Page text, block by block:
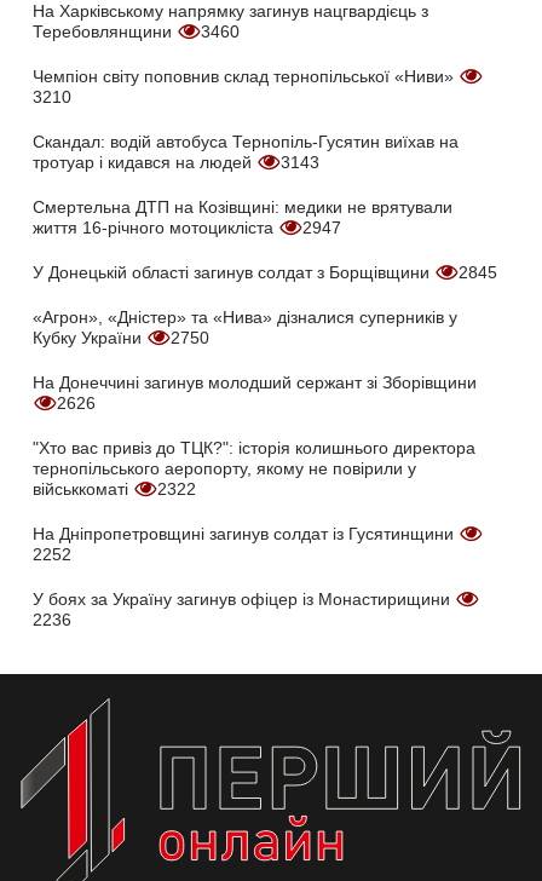
На Харківському напрямку загинув нацгвардієць з
Теребовлянщини
3460
Чемпіон світу поповнив склад тернопільської «Ниви»
3210
Скандал: водій автобуса Тернопіль-Гусятин виїхав на
тротуар і кидався на людей
3143
Смертельна ДТП на Козівщині: медики не врятували
життя 16-річного мотоцикліста
2947
У Донецькій області загинув солдат з Борщівщини 2845
«Агрон», «Дністер» та «Нива» дізналися суперників у
Кубку України
2750
На Донеччині загинув молодший сержант зі Зборівщини
2626
"Хто вас привіз до ТЦК?": історія колишнього директора
тернопільського аеропорту, якому не повірили у
військкоматі
2322
На Дніпропетровщині загинув солдат із Гусятинщини
2252
У боях за Україну загинув офіцер із Монастирищини
2236